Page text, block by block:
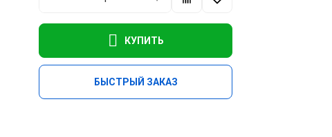
КУПИТЬ
БЫСТРЫЙ ЗАКАЗ